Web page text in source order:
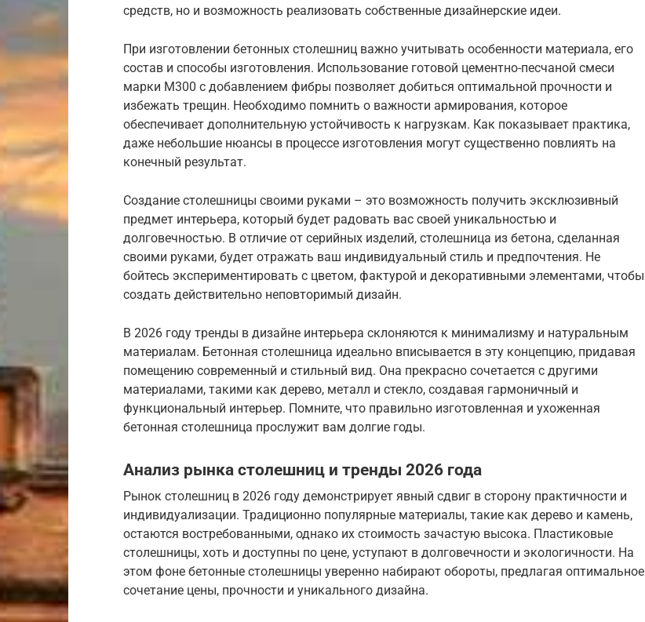
средств, но и возможность реализовать собственные дизайнерские идеи.
При изготовлении бетонных столешниц важно учитывать особенности материала, его
состав и способы изготовления. Использование готовой цементно-песчаной смеси
марки М300 с добавлением фибры позволяет добиться оптимальной прочности и
избежать трещин. Необходимо помнить о важности армирования, которое
обеспечивает дополнительную устойчивость к нагрузкам. Как показывает практика,
даже небольшие нюансы в процессе изготовления могут существенно повлиять на
конечный результат.
Создание столешницы своими руками – это возможность получить эксклюзивный
предмет интерьера, который будет радовать вас своей уникальностью и
долговечностью. В отличие от серийных изделий, столешница из бетона, сделанная
своими руками, будет отражать ваш индивидуальный стиль и предпочтения. Не
бойтесь экспериментировать с цветом, фактурой и декоративными элементами, чтобы
создать действительно неповторимый дизайн.
В 2026 году тренды в дизайне интерьера склоняются к минимализму и натуральным
материалам. Бетонная столешница идеально вписывается в эту концепцию, придавая
помещению современный и стильный вид. Она прекрасно сочетается с другими
материалами, такими как дерево, металл и стекло, создавая гармоничный и
функциональный интерьер. Помните, что правильно изготовленная и ухоженная
бетонная столешница прослужит вам долгие годы.
Анализ рынка столешниц и тренды 2026 года
Рынок столешниц в 2026 году демонстрирует явный сдвиг в сторону практичности и
индивидуализации. Традиционно популярные материалы, такие как дерево и камень,
остаются востребованными, однако их стоимость зачастую высока. Пластиковые
столешницы, хоть и доступны по цене, уступают в долговечности и экологичности. На
этом фоне бетонные столешницы уверенно набирают обороты, предлагая оптимальное
сочетание цены, прочности и уникального дизайна.